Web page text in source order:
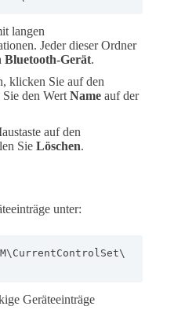
langen
Jeder dieser Ordner
Bluetooth-Gerät.
klicken Sie auf den
den Wert Name auf der
auf den
Sie Löschen.
unter:
Geräteeinträge